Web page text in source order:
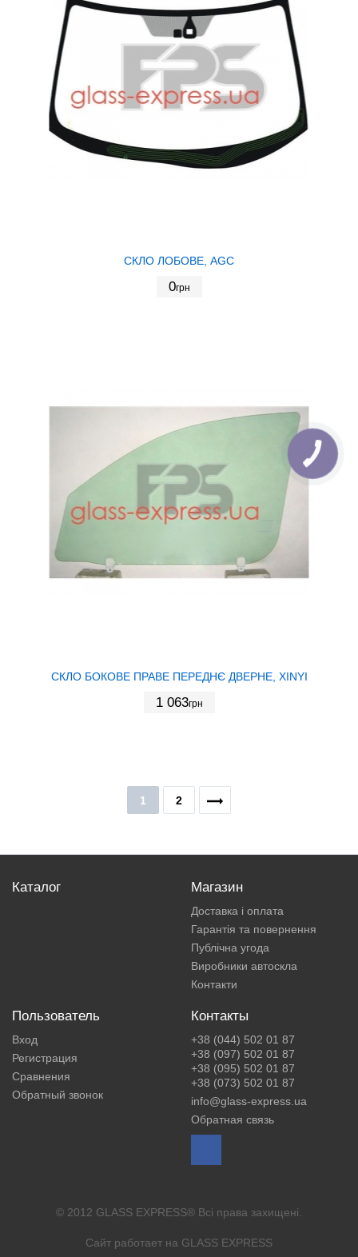
СКЛО ЛОБОВЕ, AGC
0грн
СКЛО БОКОВЕ ПРАВЕ ПЕРЕДНЄ ДВЕРНЕ, XINYI
1 063грн
1 2
Каталог Магазин
Доставка і оплата
Гарантія та повернення
Публічна угода
Виробники автоскла
Контакти
Пользователь
Вход
Регистрация
Сравнения
Обратный звонок
Контакты
+38 (044) 502 01 87
+38 (097) 502 01 87
+38 (095) 502 01 87
+38 (073) 502 01 87
info@glass-express.ua
Обратная связь
© 2012 GLASS EXPRESS® Всі права захищені.
Сайт работает на GLASS EXPRESS